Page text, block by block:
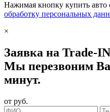
Нажимая кнопку купить авто
обработку персональных
×
Заявка на Trade-IN
Мы перезвоним
минут.
от руб.